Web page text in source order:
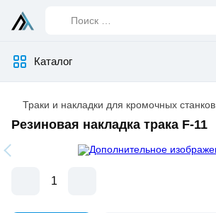
Каталог
Поиск
Траки и накладки для кромочных станков
Резиновая накладка трака F-11
Изображения